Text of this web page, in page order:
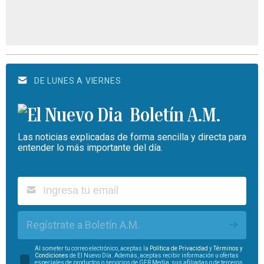
DE LUNES A VIERNES
Boletín A.M.
Las noticias explicadas de forma sencilla y directa para
entender lo más importante del día.
Regístrate a Boletín A.M.
Al someter tu correo electrónico, aceptas la Política de Privacidad yTérminos y
Condiciones de El Nuevo Día. Además, aceptas recibir información u ofertas
especiales de productos o servicios de GFR Media, sus afiliadas o de terceros.